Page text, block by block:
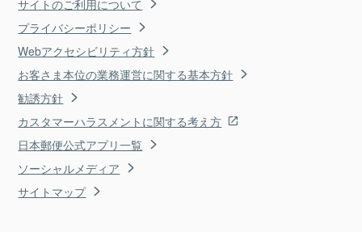
サイトのご利用について
プライバシーポリシー
Webアクセシビリティ方針
お客さま本位の業務運営に関する基本方針
勧誘方針
カスタマーハラスメントに関する考え方
日本郵便公式アプリ一覧
ソーシャルメディア
サイトマップ